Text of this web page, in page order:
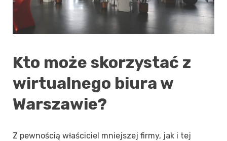
Kto może skorzystać z
wirtualnego biura w
Warszawie?
Z pewnością właściciel mniejszej firmy, jak i tej